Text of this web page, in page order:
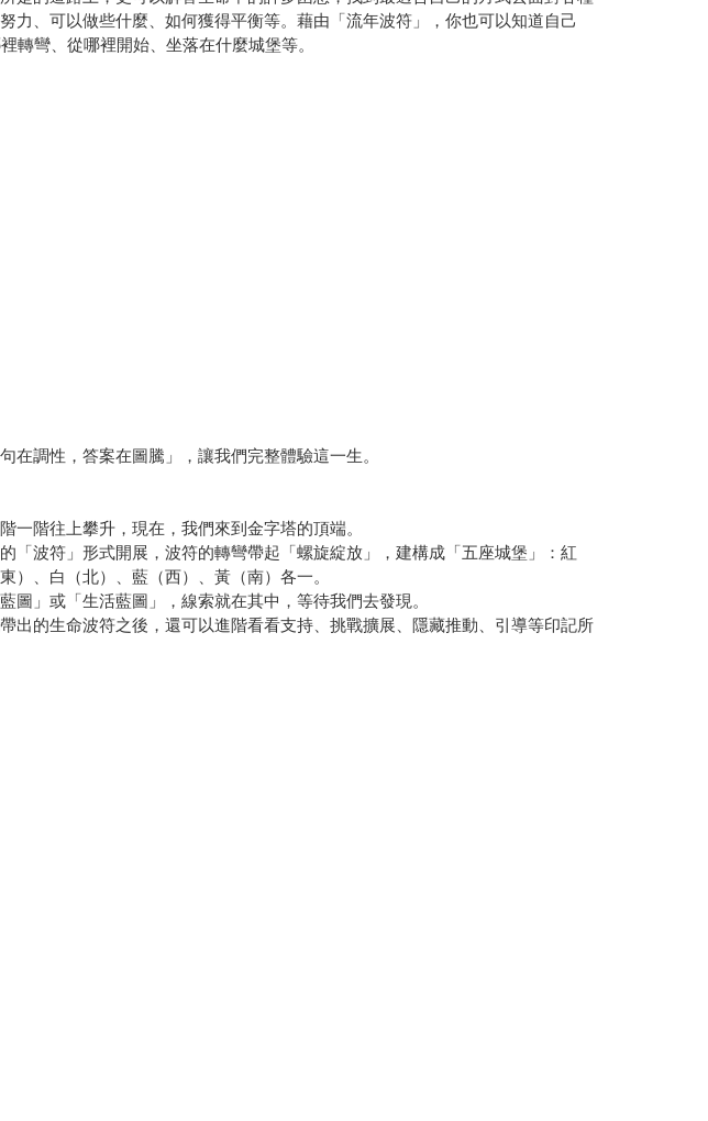
、可以做些什麼、如何獲得平衡等。藉由「流年波符」，你也可以知道自己
轉彎、從哪裡開始、坐落在什麼城堡等。
調性，答案在圖騰」，讓我們完整體驗這一生。
階往上攀升，現在，我們來到金字塔的頂端。
波符」形式開展，波符的轉彎帶起「螺旋綻放」，建構成「五座城堡」：紅
）、白（北）、藍（西）、黃（南）各一。
」或「生活藍圖」，線索就在其中，等待我們去發現。
的生命波符之後，還可以進階看看支持、挑戰擴展、隱藏推動、引導等印記所